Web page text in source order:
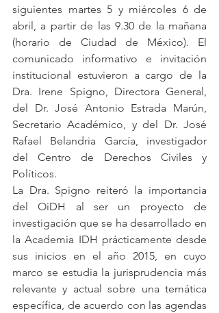
siguientes martes 5 y miércoles 6 de
abril, a partir de las 9.30 de la mañana
(horario de Ciudad de México). El
comunicado informativo e invitación
institucional estuvieron a cargo de la
Dra. Irene Spigno, Directora General,
del Dr. José Antonio Estrada Marún,
Secretario Académico, y del Dr. José
Rafael Belandria García, investigador
del Centro de Derechos Civiles y
Políticos.
La Dra. Spigno reiteró la importancia
del OiDH al ser un proyecto de
investigación que se ha desarrollado en
la Academia IDH prácticamente desde
sus inicios en el año 2015, en cuyo
marco se estudia la jurisprudencia más
relevante y actual sobre una temática
específica, de acuerdo con las agendas